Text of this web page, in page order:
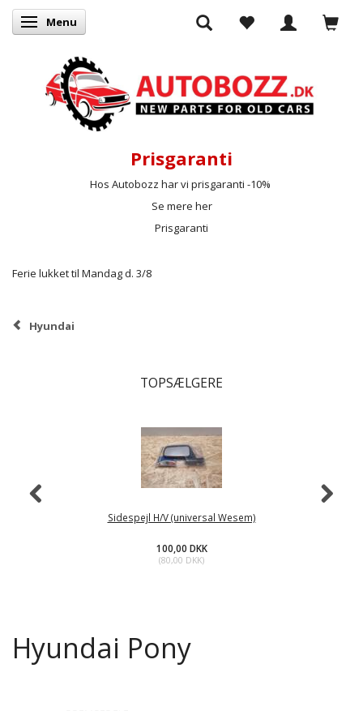
Skifte navigation
Menu
Prisgaranti
Hos Autobozz har vi prisgaranti -10%
Se mere her
Prisgaranti
Ferie lukket til Mandag d. 3/8
Hyundai
TOPSÆLGERE
Sidespejl H/V (universal Wesem)
100,00 DKK
(80,00 DKK)
Hyundai Pony